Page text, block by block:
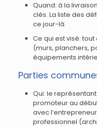
Quand: à la
clés. La liste des
ce jour-là.
Ce qui est visé:
(murs, planchers,
équipements
Parties
Qui: le
promoteur au
avec
professionnel